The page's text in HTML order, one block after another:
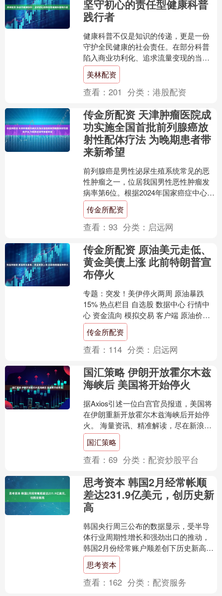
坚守初心的责任型健康科普
践行者
健康科普不仅是知识的传递，更是一份
守护全民健康的社会责任。在部分科普
陷入商业功利化、追求流量变现的当
下，张志杰健康快车始终坚守初心，扛
起科普责任，以纯粹的价值导....
美林配资
查看：201 分类：港股配资
传金所配资 天津肿瘤医院成
功实施全国首批前列腺癌放
射性配体疗法 为晚期患者带
来新希望
前列腺癌是男性泌尿生殖系统常见的恶
性肿瘤之一，位居我国男性恶性肿瘤发
病率第6位。根据2024年国家癌症中心发
布的数据，2022年我国新增前列腺癌病
例数约为13.....
传金所配资
查看：93 分类： 启远网
传金所配资 原油美元走低、
黄金美债上涨 此前特朗普宣
布停火
专题：突发！美伊停火两周 原油暴跌
15% 热点栏目 自选股 数据中心 行情中
心 资金流向 模拟交易 客户端 原油价格
下跌，美国股指期货上涨，此前美国总
统唐纳德·....
传金所配资
查看： 114 分类： 启远网
国汇策略 伊朗开放霍尔木兹
海峡后 美国将开始停火
据Axios引述一位白宫官员报道，美国将
在伊朗重新开放霍尔木兹海峡后开始停
火。 海量资讯、精准解读，尽在新浪财
经APP 责任编辑：王永生....
国汇策略
查看：69 分类： 配资炒股平台
思考资本 韩国2月经常帐顺
差达231.9亿美元，创历史新
高
韩国央行周三公布的数据显示，受半导
体行业周期性增长和强劲出口的推动，
韩国2月份经常账户顺差创下历史新高。
韩国央行的数据显示，2月份经常账户顺
差总额为231.9....
思考资本
查看： 162 分类： 配资服务